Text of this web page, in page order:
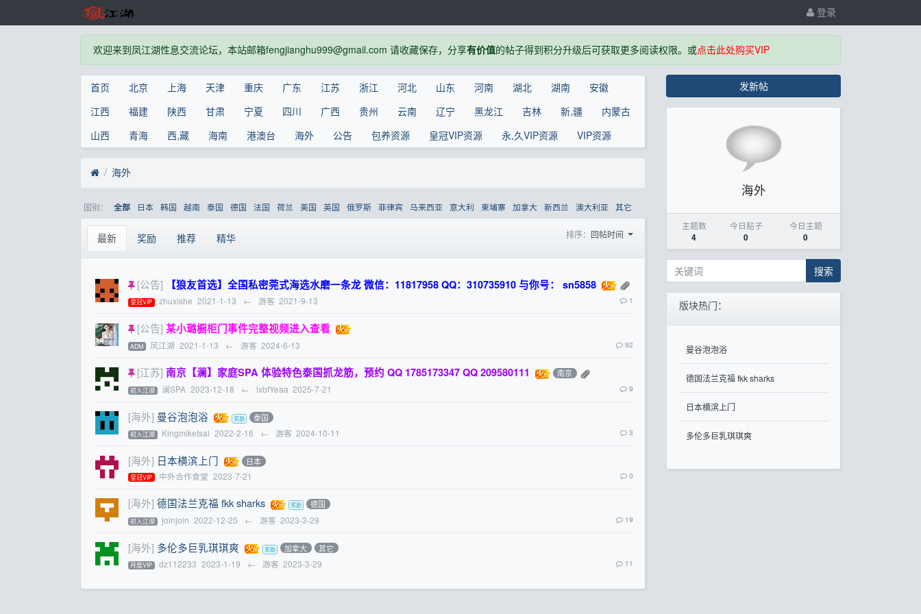
登录
欢迎来到凤江湖性息交流论坛，本站邮箱fengjianghu999@gmail.com 请收藏保存，分享有价值的帖子得到积分升级后可获取更多阅读权限。或点击此处购买VIP
首页 北京 上海 天津 重庆 广东 江苏 浙江 河北 山东 河南 湖北 湖南
安徽
江西
福建 陕西 甘肃 宁夏 四川 广西 贵州 云南 辽宁 黑龙江 吉林 新,疆
内蒙古
山西
青海 西,藏 海南 港澳台 海外 公告 包养资源 皇冠VIP资源 永,久VIP资源 VIP资源
海外
国别： 全部 日本 韩国 越南 泰国 德国 法国 荷兰 美国 英国 俄罗斯 菲律宾 马来西亚 意大利 柬埔寨 加拿大 新西兰 澳大利亚 其它
最新 奖励 推荐 精华 排序： 回帖时间
[公告] 【狼友首选】全国私密莞式海选水磨一条龙 微信：11817958 QQ：310735910 与你号： sn5858
皇冠VIP zhuxishe 2021-1-13 ← 游客 2021-9-13 1
[公告] 某小璐橱柜门事件完整视频进入查看
ADM 凤江湖 2021-1-13 ← 游客 2024-6-13 92
[江苏] 南京【澜】家庭SPA 体验特色泰国抓龙筋，预约 QQ 1785173347 QQ 209580111 南京
初入江湖 澜SPA 2023-12-18 ← lxbfYeaa 2025-7-21 9
[海外] 曼谷泡泡浴 泰国
初入江湖 Kingmiketsai 2022-2-16 ← 游客 2024-10-11 3
[海外] 日本横滨上门 日本
皇冠VIP 中外合作食堂 2023-7-21 0
[海外] 德国法兰克福 fkk sharks 德国
初入江湖 joinjoin 2022-12-25 ← 游客 2023-3-29 19
[海外] 多伦多巨乳琪琪爽 加拿大 其它
月度VIP dz112233 2023-1-19 ← 游客 2023-3-29 11
发新帖
海外
主题数
4
今日贴子
0
今日主题
0
搜索
版块热门：
曼谷泡泡浴
德国法兰克福 fkk sharks
日本横滨上门
多伦多巨乳琪琪爽